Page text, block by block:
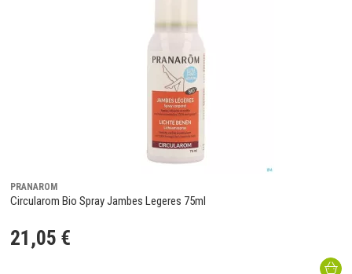
PRANAROM
Circularom Bio Spray Jambes Legeres 75ml
21 ,05 €